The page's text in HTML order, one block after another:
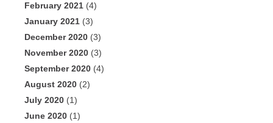
February 2021 (4)
January 2021 (3)
December 2020 (3)
November 2020 (3)
September 2020 (4)
August 2020 (2)
July 2020 (1)
June 2020 (1)